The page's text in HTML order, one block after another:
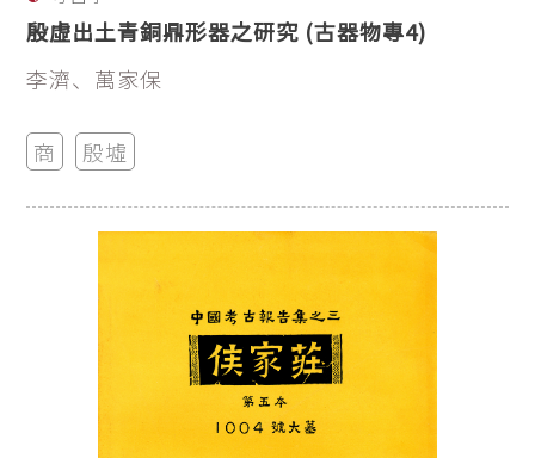
殷虛出土青銅鼎形器之研究 (古器物專4)
李濟、萬家保
商 殷墟